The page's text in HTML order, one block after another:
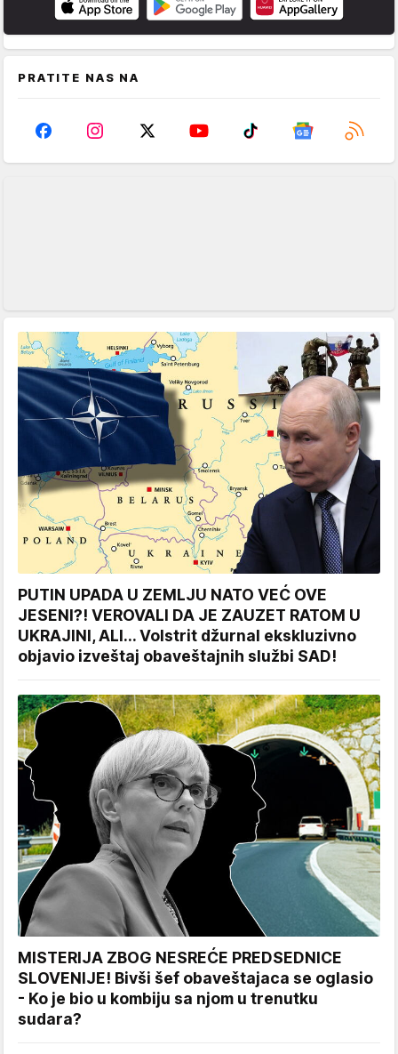
PRATITE NAS NA
PUTIN UPADA U ZEMLJU NATO VEĆ OVE
JESENI?! VEROVALI DA JE ZAUZET RATOM U
UKRAJINI, ALI... Volstrit džurnal ekskluzivno
objavio izveštaj obaveštajnih službi SAD!
MISTERIJA ZBOG NESREĆE PREDSEDNICE
SLOVENIJE! Bivši šef obaveštajaca se oglasio
- Ko je bio u kombiju sa njom u trenutku
sudara?